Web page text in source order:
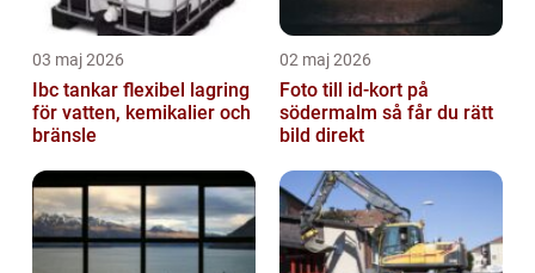
03 maj 2026
Ibc tankar flexibel lagring
för vatten, kemikalier och
bränsle
02 maj 2026
Foto till id-kort på
södermalm så får du rätt
bild direkt